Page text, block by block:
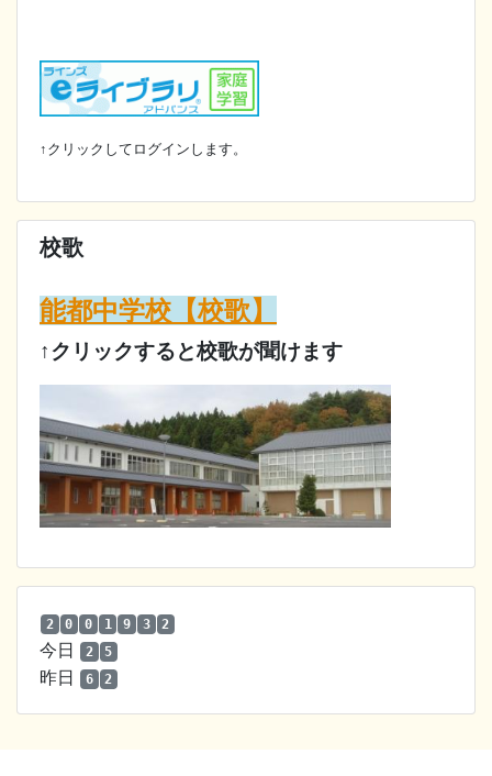
↑クリックしてログインします。
校歌
能都中学校【校歌】
↑クリックすると校歌が聞けます
2 0 0 1 9 3 2
今日 2 5
昨日 6 2